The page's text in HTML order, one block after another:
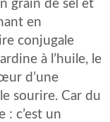
grain de sel et
en
conjugale
à l’huile, le
d’une
sourire. Car du
: c’est un